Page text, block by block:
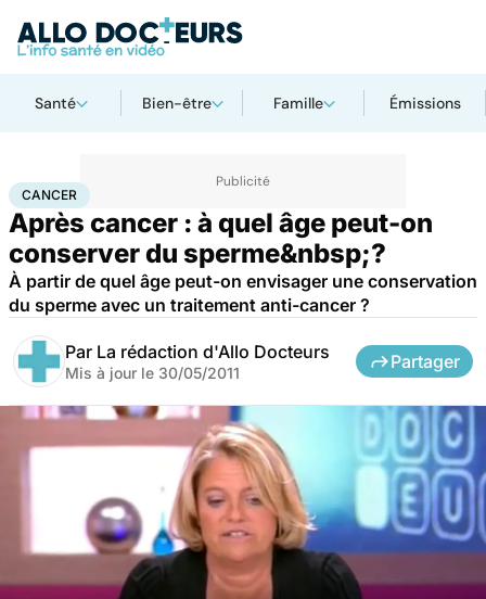
Santé Bien-être Famille Émissions
AccueilSanté Cancer
CANCER
Après cancer : à quel âge peut-on
conserver du sperme&nbsp;?
À partir de quel âge peut-on envisager une conservation
du sperme avec un traitement anti-cancer ?
Par La rédaction d'Allo Docteurs
Mis à jour le 30/05/2011
Partager